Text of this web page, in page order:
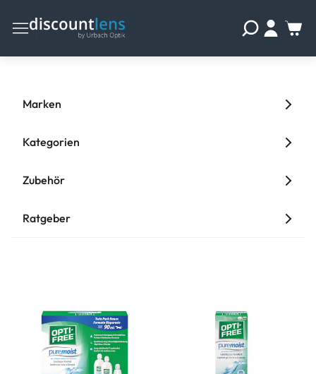
Marken
Kategorien
Zubehör
Ratgeber